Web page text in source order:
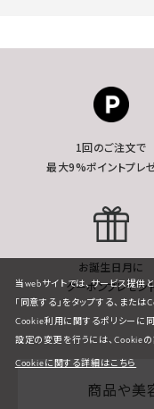
1回のご注文で
最大9%ポイントプレ
お誕生日月に
クーポンプレゼン
商品や美
当webサイトでは、サービス提供
「同意する」をタップする、また
Cookie利用に関するポリシーに
設定の変更を行うには、Cookie
Cookieに関する詳細はこちら